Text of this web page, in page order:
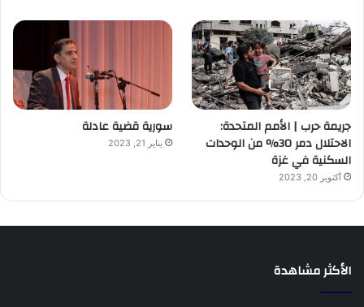
جريمة حرب | الأمم المتحدة:
الاحتلال دمر 30% من الوحدات
السكنية في غزة
أكتوبر 20, 2023
سورية قضية عادلة
يناير 21, 2023
الأكثر مشاهدة